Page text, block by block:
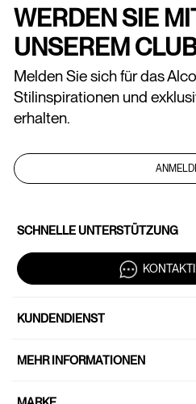
WERDEN SIE
UNSEREM
Melden Sie sich für das
Stilinspirationen und
erhalten.
SCHNELLE UNTERSTÜTZUNG
KUNDENDIENST
MEHR INFORMATIONEN